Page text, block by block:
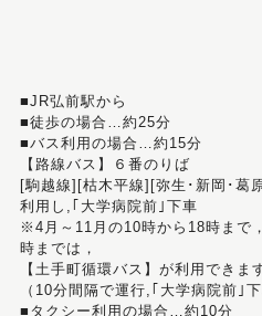
■JR弘前駅から
■徒歩の場合…約25分
■バス利用の場合…約15分
【路線バス】６番のりば
[駒越線][枯木平線][弥生･新岡･葛
利用し,｢大学病院前｣下車
※4月～11月の10時から18時まで
時までは，
【土手町循環バス】が利用できま
（10分間隔で運行,｢大学病院前｣下
■タクシー利用の場合…約10分